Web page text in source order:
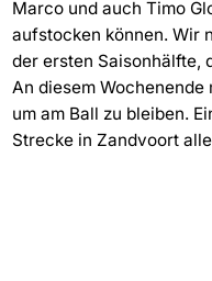
Marco und auch Timo
aufstocken können. Wir
der ersten Saisonhälfte,
An diesem
um am Ball zu bleiben.
Strecke in Zandvoort